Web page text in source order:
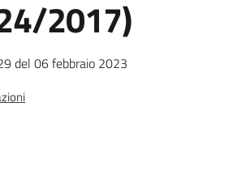
2017)
del 06 febbraio 2023